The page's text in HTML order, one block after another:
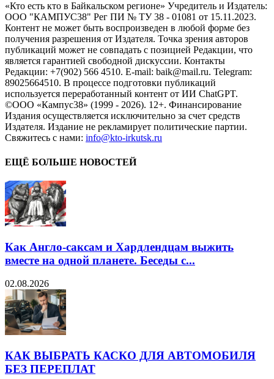
«Кто есть кто в Байкальском регионе» Учредитель и Издатель:
ООО "КАМПУС38" Рег ПИ № ТУ 38 - 01081 от 15.11.2023.
Контент не может быть воспроизведен в любой форме без
получения разрешения от Издателя. Точка зрения авторов
публикаций может не совпадать с позицией Редакции, что
является гарантией свободной дискуссии. Контакты
Редакции: +7(902) 566 4510. E-mail: baik@mail.ru. Telegram:
89025664510. В процессе подготовки публикаций
используется переработанный контент от ИИ ChatGPT.
©ООО «Кампус38» (1999 - 2026). 12+. Финансирование
Издания осуществляется исключительно за счет средств
Издателя. Издание не рекламирует политические партии.
Свяжитесь с нами: info@kto-irkutsk.ru
ЕЩЁ БОЛЬШЕ НОВОСТЕЙ
Как Англо-саксам и Хардлендцам выжить
вместе на одной планете. Беседы с...
02.08.2026
КАК ВЫБРАТЬ КАСКО ДЛЯ АВТОМОБИЛЯ
БЕЗ ПЕРЕПЛАТ